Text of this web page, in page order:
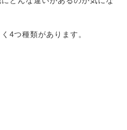
4つ種類があります。